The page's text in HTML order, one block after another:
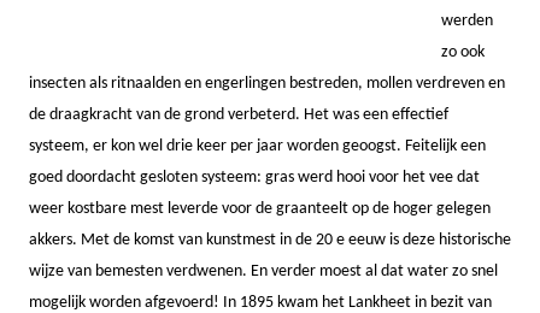
werden
zo ook
insecten als ritnaalden en engerlingen bestreden, mollen verdreven en
de draagkracht van de grond verbeterd. Het was een effectief
systeem, er kon wel drie keer per jaar worden geoogst. Feitelijk een
goed doordacht gesloten systeem: gras werd hooi voor het vee dat
weer kostbare mest leverde voor de graanteelt op de hoger gelegen
akkers. Met de komst van kunstmest in de 20 e eeuw is deze historische
wijze van bemesten verdwenen. En verder moest al dat water zo snel
mogelijk worden afgevoerd! In 1895 kwam het Lankheet in bezit van